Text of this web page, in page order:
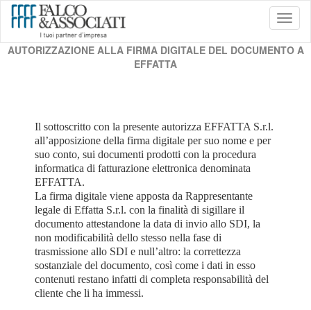
AUTORIZZAZIONE ALLA FIRMA DIGITALE DEL DOCUMENTO A
EFFATTA
Il sottoscritto con la presente autorizza EFFATTA S.r.l.
all’apposizione della firma digitale per suo nome e per
suo conto, sui documenti prodotti con la procedura
informatica di fatturazione elettronica denominata
EFFATTA.
La firma digitale viene apposta da Rappresentante
legale di Effatta S.r.l. con la finalità di sigillare il
documento attestandone la data di invio allo SDI, la
non modificabilità dello stesso nella fase di
trasmissione allo SDI e null’altro: la correttezza
sostanziale del documento, così come i dati in esso
contenuti restano infatti di completa responsabilità del
cliente che li ha immessi.